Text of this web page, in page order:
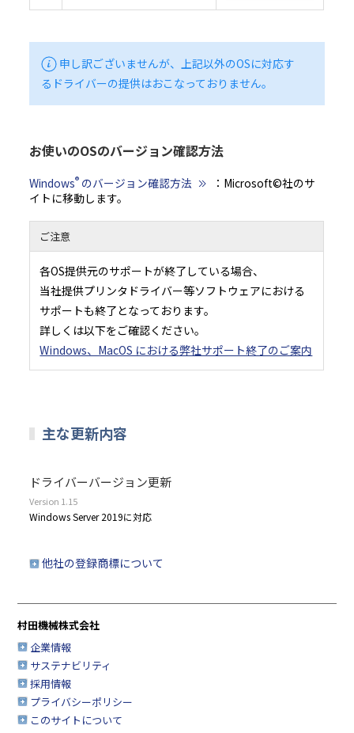
申し訳ございませんが、上記以外のOSに対応す
るドライバーの提供はおこなっておりません。
お使いのOSのバージョン確認方法
Windows® のバージョン確認方法
：Microsoft©社のサ
イトに移動します。
ご注意
各OS提供元のサポートが終了している場合、
当社提供プリンタドライバー等ソフトウェアにおける
サポートも終了となっております。
詳しくは以下をご確認ください。
Windows、MacOS における弊社サポート終了のご案内
主な更新内容
ドライバーバージョン更新
Version 1.15
Windows Server 2019に対応
他社の登録商標について
村田機械株式会社
企業情報
サステナビリティ
採用情報
プライバシーポリシー
このサイトについて